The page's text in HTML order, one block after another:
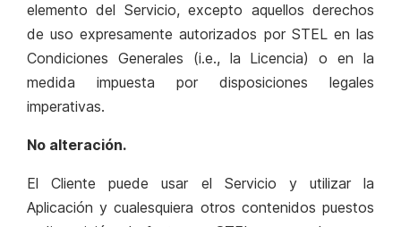
elemento del Servicio, excepto aquellos derechos
de uso expresamente autorizados por STEL en las
Condiciones Generales (i.e., la Licencia) o en la
medida impuesta por disposiciones legales
imperativas.
No alteración.
El Cliente puede usar el Servicio y utilizar la
Aplicación y cualesquiera otros contenidos puestos